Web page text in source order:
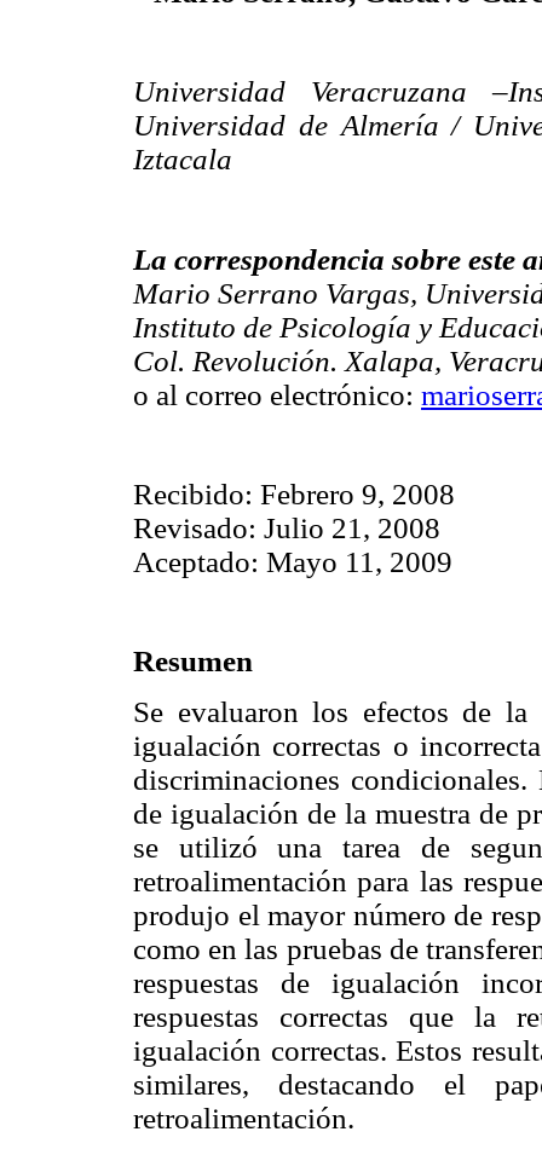
Universidad Veracruzana
Universidad de Almería /
Iztacala
La correspondencia sobre este
Mario Serrano Vargas,
Instituto de Psicología y
Col. Revolución. Xalapa,
o al correo electrónico:
Recibido: Febrero 9, 2008
Revisado: Julio 21, 2008
Aceptado: Mayo 11, 2009
Resumen
Se evaluaron los efectos de la
igualación correctas o
discriminaciones
de igualación de la muestra de
se utilizó una tarea de
retroalimentación para las
produjo el mayor número de
como en las pruebas de
respuestas de igualación
respuestas correctas que la
igualación correctas. Estos
similares, destacando el
retroalimentación.